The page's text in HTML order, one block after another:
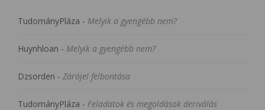
TudományPláza - Melyik a gyengébb nem?
Huynhloan - Melyik a gyengébb nem?
Dzsorden - Zárójel felbontása
TudományPláza - Feladatok és megoldások deriválás